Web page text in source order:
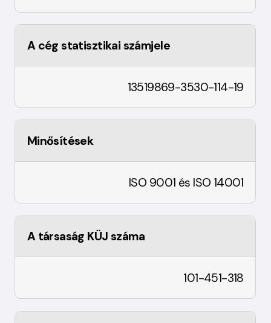
A cég statisztikai számjele
13519869-3530-114-19
Minősítések
ISO 9001 és ISO 14001
A társaság KÜJ száma
101-451-318